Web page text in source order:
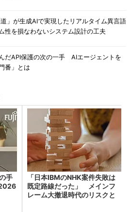
道」が生成AIで実現したリアルタイム異言語
を損なわないシステム設計の工夫
だAPI保護の次の一手 AIエージェントを
番」とは
手
「日本IBMのNHK案件失敗は
既定路線だった」 メインフ
レーム大撤退時代のリスクと